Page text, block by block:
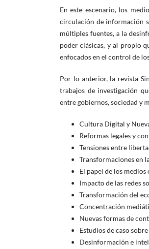
En este escenario, los
circulación de información
múltiples fuentes, a la
poder clásicas, y al propio
enfocados en el control de
Por lo anterior, la revista
trabajos de investigación
entre gobiernos, sociedad y
Cultura Digital y
Reformas legales y
Tensiones entre
Transformaciones en
El papel de los
Impacto de las redes
Transformación del
Concentración
Nuevas formas de
Estudios de caso
Desinformación e